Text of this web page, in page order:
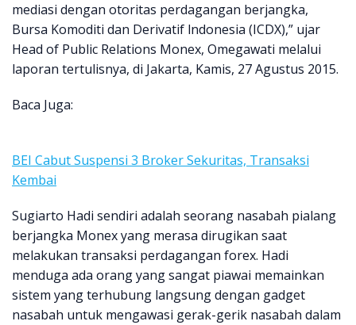
mediasi dengan otoritas perdagangan berjangka,
Bursa Komoditi dan Derivatif lndonesia (ICDX),” ujar
Head of Public Relations Monex, Omegawati melalui
laporan tertulisnya, di Jakarta, Kamis, 27 Agustus 2015.
Baca Juga:
BEI Cabut Suspensi 3 Broker Sekuritas, Transaksi
Kembai
Sugiarto Hadi sendiri adalah seorang nasabah pialang
berjangka Monex yang merasa dirugikan saat
melakukan transaksi perdagangan forex. Hadi
menduga ada orang yang sangat piawai memainkan
sistem yang terhubung langsung dengan gadget
nasabah untuk mengawasi gerak-gerik nasabah dalam